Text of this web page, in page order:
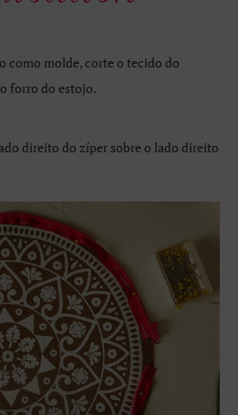
como molde, corte o tecido do
forro do estojo.
direito do zíper sobre o lado direito